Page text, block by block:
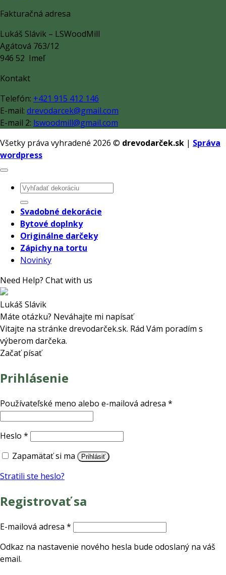
Fakturačná adresa
Lukáš Slávik – LSWoodMill
Agátová 763/12
946 52 Imeľ
Kontakt
Telefón: +421 915 412 146
E-mail: drevodarcek@gmail.com
E-mail 2: lswoodmill@gmail.com
Všetky práva vyhradené 2026 © drevodarček.sk | Správa
wordpress
Hľadať:
Svadobné dekorácie
Bytové doplnky
Originálne darčeky
Zápichy na tortu
Novinky
Need Help? Chat with us
Lukáš Slávik
Máte otázku? Neváhajte mi napísať
Vitajte na stránke drevodarček.sk. Rád Vám poradím s
výberom darčeka.
Začať písať
Prihlásenie
Používateľské meno alebo e-mailová adresa *
Heslo * Povinné
Zapamätať si ma
Prihlásiť
Stratili ste heslo?
Registrovať sa
E-mailová adresa * Povinné
Odkaz na nastavenie nového hesla bude odoslaný na váš
email.